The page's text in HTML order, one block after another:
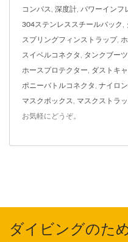
コンパス 深度計 パワーインフ
304ステンレススチールバック
スプリングフィンストラップ
スイベルコネクタ タンクブーツ
ホースプロテクター ダストキ
ポニーバトルコネクタ ナイロ
マスクボックス マスクストラ
お気軽にどうぞ。
ダイビングのた